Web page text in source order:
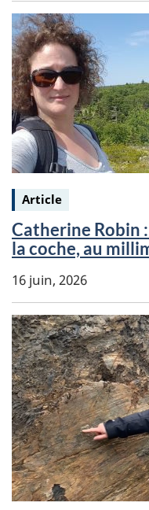
Keywords:
Article
Catherine Robin
la coche, au
16 juin, 2026